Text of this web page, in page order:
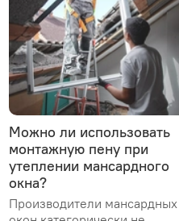
Можно ли использовать
монтажную пену при
утеплении мансардного
окна?
Производители мансардных